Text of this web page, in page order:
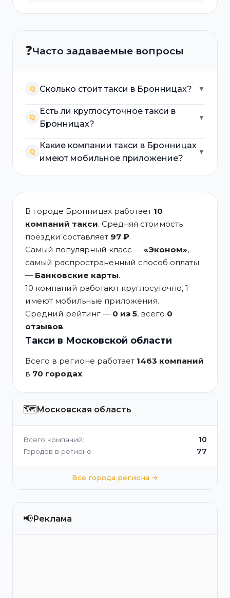
❓Часто задаваемые вопросы
Q Сколько стоит такси в Бронницах? ▼
Q
Есть ли круглосуточное такси в
Бронницах?
▼
Q
Какие компании такси в Бронницах
имеют мобильное приложение?
▼
В городе Бронницах работает 10
компаний такси. Средняя стоимость
поездки составляет 97 ₽.
Самый популярный класс —«Эконом»,
самый распространенный способ оплаты
— Банковские карты.
10 компаний работают круглосуточно, 1
имеют мобильные приложения.
Средний рейтинг — 0 из 5, всего 0
отзывов.
Такси в Московской области
Всего в регионе работает 1463 компаний
в 70 городах.
🗺️Московская область
Всего компаний: 10
Городов в регионе: 77
Все города региона →
📢Реклама